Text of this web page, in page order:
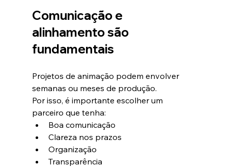
Comunicação e
alinhamento são
fundamentais
Projetos de animação podem envolver
semanas ou meses de produção.
Por isso, é importante escolher um
parceiro que tenha:
Boa comunicação
Clareza nos prazos
Organização
Transparência